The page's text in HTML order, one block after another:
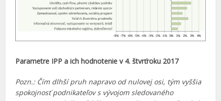
Parametre IPP a ich hodnotenie v 4. štvrťroku 2017
Pozn.: Čím dlhší pruh napravo od nulovej osi, tým vyššia
spokojnosť podnikateľov s vývojom sledovaného